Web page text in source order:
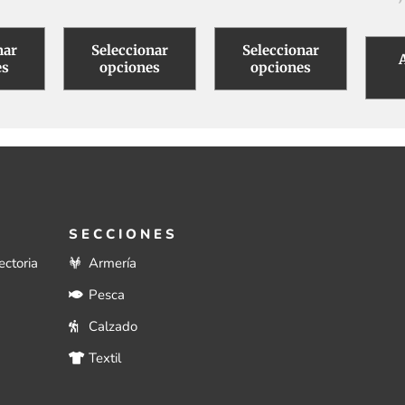
producto
Seleccionar
opciones
producto
Seleccionar
opciones
producto
SECCIONES
Armería
Pesca
Calzado
Textil